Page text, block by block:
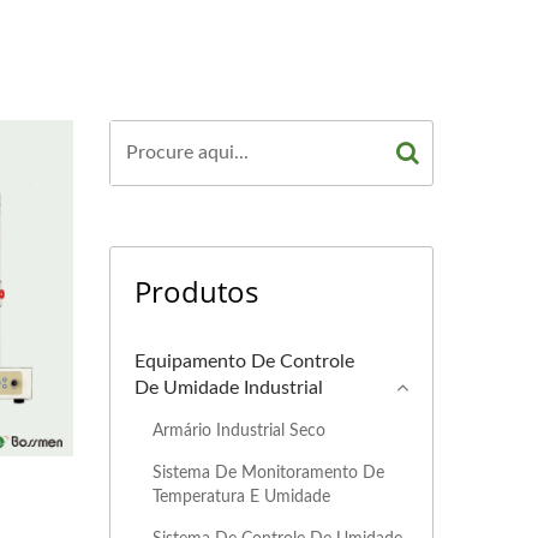
Produtos
Equipamento De Controle
De Umidade Industrial
Armário Industrial Seco
Sistema De Monitoramento De
Temperatura E Umidade